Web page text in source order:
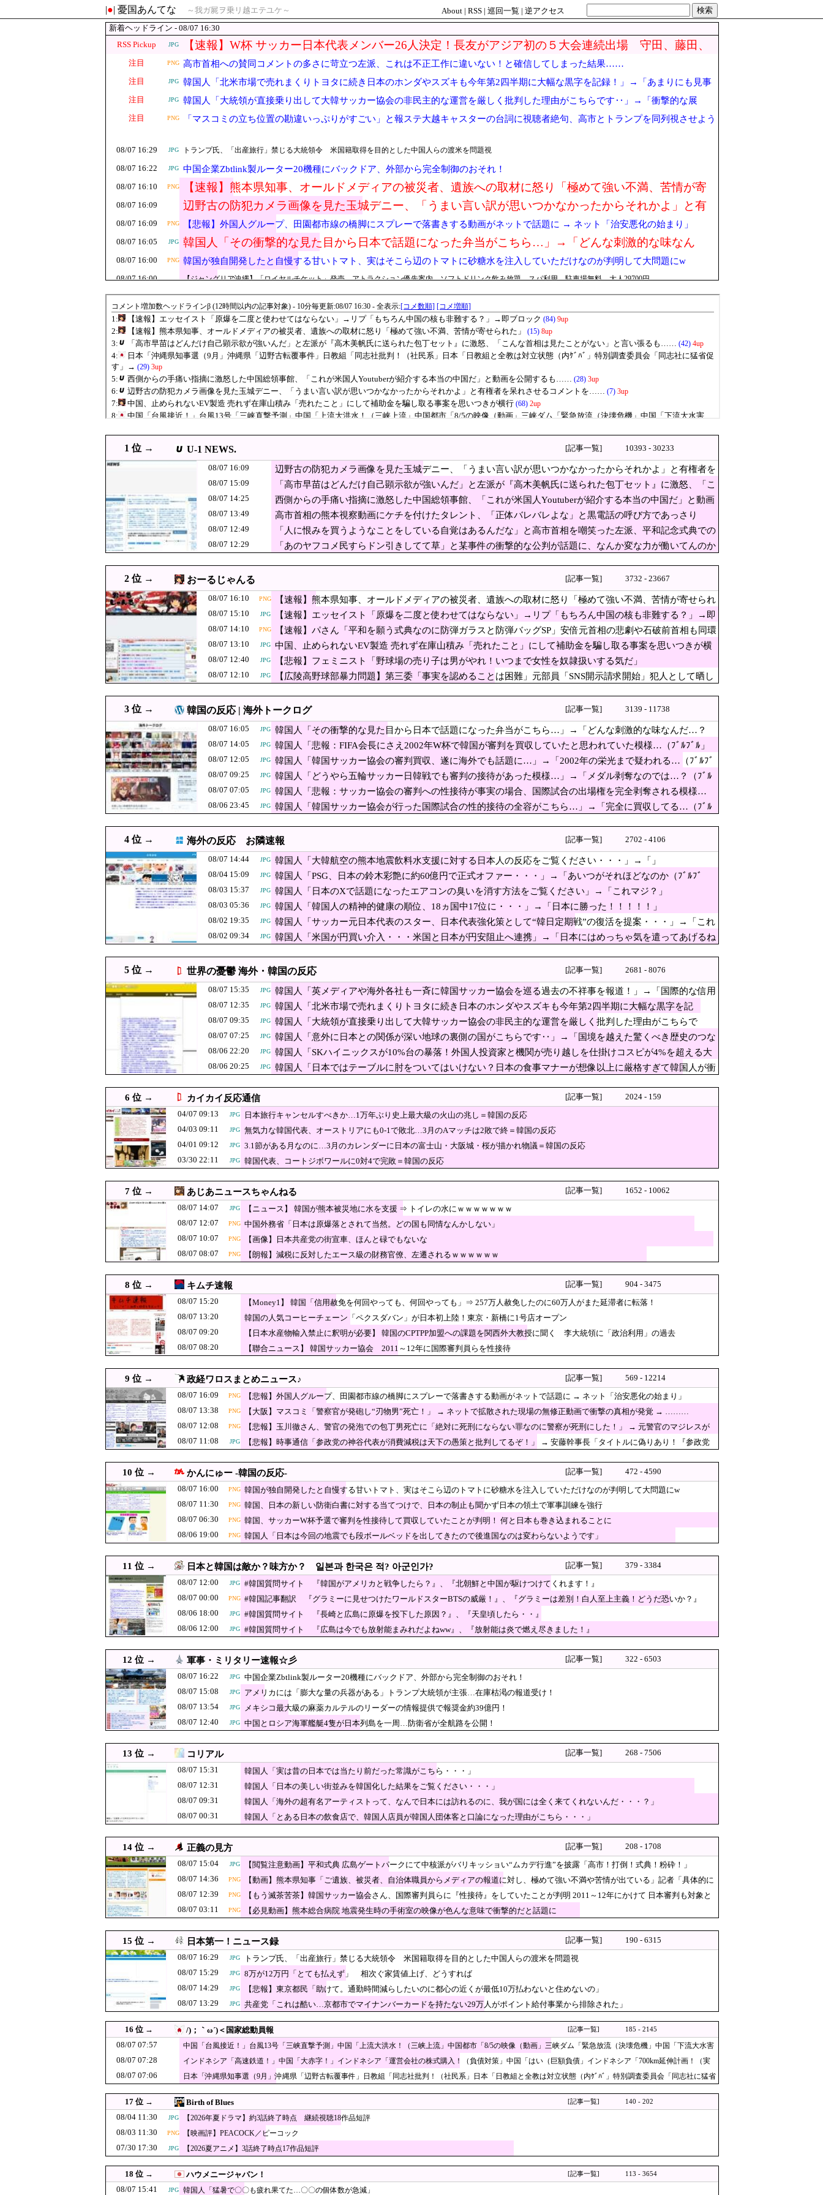
|●| 憂国あんてな ～我ガ屍ヲ乗リ越エテユケ～ About | RSS | 巡回一覧 | 逆アクセス
検索
新着ヘッドライン - 08/07 16:30
RSS Pickup
JPG
【速報】W杯 サッカー日本代表メンバー26人決定！長友がアジア初の５大会連続出場 守田、藤田、
町野、直前で負傷の三笘などが選外
注目 PNG 高市首相への賛同コメントの多さに苛立つ左派、これは不正工作に違いない！と確信してしまった結果……
注目 JPG
韓国人「北米市場で売れまくりトヨタに続き日本のホンダやスズキも今年第2四半期に大幅な黒字を記録！」→「あまりにも見事
なV字回復‥」
注目 JPG
韓国人「大統領が直接乗り出して大韓サッカー協会の非民主的な運営を厳しく批判した理由がこちらです‥」→「衝撃的な展
開‥」
注目 PNG
「マスコミの立ち位置の勘違いっぷりがすごい」と報ステ大越キャスターの台詞に視聴者絶句、高市とトランプを同列視させよう
08/07 16:29 JPG トランプ氏、「出産旅行」禁じる大統領令 米国籍取得を目的とした中国人らの渡米を問題視
08/07 16:22 JPG 中国企業Zbtlink製ルーター20機種にバックドア、外部から完全制御のおそれ！
08/07 16:10 PNG
【速報】熊本県知事、オールドメディアの被災者、遺族への取材に怒り「極めて強い不満、苦情が寄
せられた」
08/07 16:09
辺野古の防犯カメラ画像を見た玉城デニー、「うまい言い訳が思いつかなかったからそれかよ」と有
権者を呆れさせるコメントを……
08/07 16:09 PNG 【悲報】外国人グループ、田園都市線の橋脚にスプレーで落書きする動画がネットで話題に → ネット「治安悪化の始まり」
08/07 16:05 JPG
韓国人「その衝撃的な見た目から日本で話題になった弁当がこちら…」→「どんな刺激的な味なん
だ…？（ﾌﾞﾙﾌﾞﾙ」＝韓国の反応
08/07 16:00 PNG 韓国が独自開発したと自慢する甘いトマト、実はそこら辺のトマトに砂糖水を注入していただけなのが判明して大問題にw
08/07 16:00 【ジャングリア沖縄】「ロイヤルチケット」発売、アトラクション優先案内、ソフトドリンク飲み放題、スパ利用、駐車場無料…大人29700円
08/07 16:00 JPG 韓国人「投票用紙不足問題で前選管委員長らが出国禁止に」→「茶番だ」「不正選挙の証拠隠しか？」
08/07 16:00 JPG 【衝撃】韓国人「170cmの日本人、40cmデカい相手を踊らせてる」
08/07 15:55 韓国サッカー協会 2011～12年に国際審判員らを性接待 ［8/7］
08/07 15:41 JPG 韓国人「猛暑で〇〇も疲れ果てた…〇〇の個体数が急減」
08/07 15:35
な信用失墜の危機‥」
08/07 15:31 韓国人「実は昔の日本では当たり前だった常識がこちら・・・」
08/07 15:29 JPG 8万が12万円「とても払えず」 相次ぐ家賃値上げ、どうすれば
08/07 15:10 【韓国サッカー協会】外国人審判約10人に性的接待か 計1496回、約2億ウォン（約2200万円）
08/07 15:10 JPG
【速報】エッセイスト「原爆を二度と使わせてはならない」→リプ「もちろん中国の核も非難す
る？」→即ブロック
「高市早苗はどんだけ自己顕示欲が強いんだ」と左派が『高木美帆氏に送られた包丁セット』に激
怒、「こんな首相は見たことがない」と言い張るも……
08/07 15:08 JPG アメリカには「膨大な量の兵器がある」トランプ大統領が主張…在庫枯渇の報道受け！
08/07 15:04 JPG 【閲覧注意動画】平和式典 広島ゲートパークにて中核派がバリキッショい“ムカデ行進”を披露「高市！打倒！式典！粉砕！」
08/07 15:00 【韓国の得意技】 韓国サッカー協会 2011～12年に国際審判員らを性接待
08/07 15:00 【速報】江別大学生暴行死 “主犯格”の特定少年・川口侑斗被告に「無期懲役」の判決 当時17歳少年に「懲役30年」の判決
08/07 15:00 韓国人「選挙管理委員会が『開票物品の移送協力』を要請…」→「証拠隠滅か？」
08/07 15:00 JPG 【衝撃】韓国人「このアニメ、殺し合ってたのに急にキス」
08/07 14:55 JPG 韓国陸軍 砲撃訓練中のK1E1戦車で火災…軍「人的被害なし」 ［8/7］
韓国人「大韓航空の熊本地震飲料水支援に対する日本人の反応をご覧ください・・・」→「」
08/07 14:36 PNG 【動画】熊本県知事「ご遺族、被災者、自治体職員からメディアの報道に対し、極めて強い不満や苦情が出ている」記者「具体的には？」→
08/07 14:29 【悲報】東京都民「助けて。通勤時間減らしたいのに都心の近くが最低10万払わないと住めないの」
08/07 14:25
西側からの手痛い指摘に激怒した中国総領事館、「これが米国人Youtuberが紹介する本当の中国だ」と
動画を公開するも……
08/07 14:10
【速報】パさん「平和を願う式典なのに防弾ガラスと防弾バッグSP」安倍元首相の悲劇や石破前首相
も同環境だったことは忘れる
08/07 14:07 JPG 【ニュース】 韓国が熊本被災地に水を支援 ⇒ トイレの水にｗｗｗｗｗｗｗ
08/07 14:05 JPG
韓国人「悲報：FIFA会長にさえ2002年W杯で韓国が審判を買収していたと思われていた模様…（ﾌﾞﾙﾌﾞ
ﾙ」＝韓国の反応
08/07 14:00 「インコを見せてあげる」少女を公園内に誘い込みわいせつか男を逮捕。小学生2人に見せて触らせる
08/07 14:00 JPG 韓国人「中東の緊張が再燃…イランのドローン攻撃に米軍が迎撃、クウェートも迎撃」と報道
08/07 14:00 【衝撃】韓国人「井上尚弥が初めて“人間”に見えた」
08/07 13:55
メキシコ最大級の麻薬カルテルのリーダーの情報提供で報奨金約39億円！
08/07 13:49
高市首相の熊本視察動画にケチを付けたタレント、「正体バレバレよな」と黒電話の呼び方であっさ
りと……
08/07 13:38 PNG 【大阪】マスコミ「警察官が発砲し“刃物男”死亡！」 → ネットで拡散された現場の無修正動画で衝撃の真相が発覚 → ………
08/07 13:29 JPG 共産党「これは酷い…京都市でマイナンバーカードを持たない29万人がポイント給付事業から排除された」
韓国の人気コーヒーチェーン「ペクスダバン」が日本初上陸！東京・新橋に1号店オープン
08/07 13:10 JPG
中国、止められないEV製造 売れず在庫山積み「売れたこと」にして補助金を騙し取る事案を思いつき
が横行
08/07 13:09 JPG 15歳少女に薬と酒飲ませカラオケ店で性的暴行、動画撮影 54歳無職を再逮捕 動画770本も見つかる
08/07 13:00 【文科省】女性研究者支援に補助、１大学に年間５０００万円…出産・子育と両立できる環境整備し研究力底上げ
08/07 13:00 JPG 韓国人「『不平を言わず辞めろ』とコメントした新入社員、20年目の先輩を嘲笑して身元特定される」と話題に
【朗報】韓国人「日本のサッカー選手、90年代の映画スターかよ」
08/07 12:55 賃上げ原資を確保できない…2026年7月 「人手不足」倒産 過去最多の63件・・・東京商工リサーチ [8/7]
08/07 12:50 JPG 韓国人「日本のサッカー協会も性接待やってるんじゃないですか？」
08/07 12:49
「人に恨みを買うようなことをしている自覚はあるんだな」と高市首相を嘲笑った左派、平和記念式
08/07 12:40 JPG 中国とロシア海軍艦艇4隻が日本列島を一周…防衛省が全航路を公開！
08/07 12:40 JPG 【悲報】フェミニスト「野球場の売り子は男がやれ！いつまで女性を奴隷扱いする気だ」
08/07 12:39
08/07 12:35 JPG
韓国人「北米市場で売れまくりトヨタに続き日本のホンダやスズキも今年第2四半期に大幅な黒字を記
録！」→「あまりにも見事なV字回復‥」
08/07 12:31 韓国人「日本の美しい街並みを韓国化した結果をご覧ください・・・」
08/07 12:29
「あのヤフコメ民すらドン引きしてて草」と某事件の衝撃的な公判が話題に、なんか変な力が働いて
んのかってくらい……
08/07 12:29 JPG 【消費減税】日本の社会保障、岐路に 財源5兆円見通し立たず
【広陵高野球部暴力問題】第三委「事実を認めることは困難」元部員「SNS開示請求開始」犯人とし
て晒してた人達に損害賠償請求訴訟を起こす方針
08/07 12:09
クレーンゲームの景品で乳酸菌飲料をゲット、だが飲んでみると妙に酸っぱくて体調が悪化してしま
い……
08/07 12:08 PNG 【悲報】玉川徹さん、警官の発泡での包丁男死亡に「絶対に死刑にならない罪なのに警察が死刑にした！」 → 元警官のマジレス
08/07 12:05 JPG
韓国人「韓国サッカー協会の審判買収、遂に海外でも話題に…」→「2002年の栄光まで疑われる…
（ﾌﾞﾙﾌﾞﾙ」＝韓国の反応
08/07 12:00 米国、韓国防衛に核持ち出すか…中ロに備え「短距離戦術核」を検討
08/07 12:00 #韓国質問サイト 『韓国がアメリカと戦争したら？』、『北朝鮮と中国が駆けつけてくれます！』
08/07 12:00 【従業員退職型倒産】従業員「退職」で倒産、5年連続で増加 過去最多ペースで推移 「賃上げできず」倒産も発生
08/07 12:00 【衝撃】韓国人「日本で人気のこのデザート、うちのアレじゃん」
08/07 12:00 JPG 安亭事件とは何か——労働者が上海・南京間の鉄道を31時間止めた造反派の始まり
08/07 11:55 スペースXのロケット残骸、月に衝突 人工物で過去最大級 [8/7]
08/07 11:54
企業の採用試験でタイムキーパーを志願した人が盛大にミス、グループは険悪になりタイムアップと
なったが……
08/07 11:40 JPG 【速報】財務省、大型連休中の為替介入日数は3日間＝総額11兆7349億円
08/07 11:30 JPG 【なぜ韓国にはキム姓が多いのか】 韓国の姓は250、日本は30万…歴史的背景を米学者分析「学問尊重と平和な歴史が原動力」
08/07 11:30 韓国、日本の新しい防衛白書に対する当てつけで、日本の制止も聞かず日本の領土で軍事訓練を強行
08/07 11:29
08/07 11:26
08/07 11:24 韓国KOSPIで徹底的に儲けたい某海外資本、韓国人投資家に楽観的すぎる未来予測を提示して……
08/07 11:22 JPG 韓国人「今海外で韓国2002W杯ベスト4も怪しいと言われてるよ！性接待がバレちゃったからね」
08/07 11:21 JPG 米国・欧州でも「韓国旅行」ブーム [8/7] [昆虫図鑑★]
08/07 11:17 Anduril社が自律型ティルトローター攻撃ドローンのコンセプトで衝撃を与える！
08/07 11:16 JPG
元区議団長 「共産党は義援金を被災地に持ってはいく。が、持って行った先で党の活動のために使
う」 日本共産党「事実ではありません」
08/07 11:10 JPG 【速報】外人の医療費未払いが多すぎたので病院が外人の治療を断るようになってしまう
08/07 11:08 JPG
【悲報】時事通信「参政党の神谷代表が消費減税は天下の愚策と批判してるぞ！」 → 安藤幹事長「タイトルに偽りあり！『参政
党は消費税廃止派、減税派』」ｗｗｗｗｗｗｗｗ
08/07 11:00 「深酒を控えて」熊本県警がXで注意喚起 「泥酔者」通報頻発、これは地震被害の影響なのか
08/07 11:00 JPG 韓国人「撤去対象の最下位等級の橋がヤバすぎる…上はバス、下は散歩道」→「地方自治体は何をしてるんだ」
08/07 11:00 JPG 【朗報】韓国人「日本のガソリンスタンド、ここまでやるのか…」
08/07 10:55 「プチプチ」の川上産業、「プチプチ株式会社」に社名変更 創業58年で [8/7]
08/07 10:40 JPG 【速報】米国、韓国防衛に短距離戦術核を検討※韓国談
08/07 10:29 JPG 岸田文雄元首相､円安を阻止するために日米の通貨当局が実施した為替介入は｢一時しのぎに過ぎない｣との認識を示す
JPG 【速報】中露の武装軍艦4隻が日本一周『いつでも国家沈没させられるぞ』
08/07 10:09
高市首相への賛同コメントの多さに苛立つ左派、これは不正工作に違いない！と確信してしまった結
果……
08/07 10:08
【速報】れいわ新選組、党名を「いのちの党」へ変更表明 → ﾈｯﾄ「ギャグセンス高すぎ」「カルト感増した」「迷走しすぎｗ」
ｗｗｗｗｗｗｗｗｗｗｗｗｗｗｗ
08/07 10:07 PNG 【画像】日本共産党の街宣車、ほんと碌でもないな
08/07 10:00 【東大】2年連続赤字へ 「貯金」数年で枯渇、研究者の削減不可避
08/07 10:00 JPG 韓国人「ワールドカップで韓国人に“つり目”ジェスチャーをしたメキシコ人男性、批判の末に辞任」
08/07 10:00 JPG 【衝撃】韓国人「日本の田舎の写真、これは反則だろ」
08/07 09:55 円高デメリット…米S&P500が最高値も円高でオルカン・S＆P500投信の含み益減 [8/6]
08/07 09:54 JPG 中国外務省、広島原爆投下に関して「同情を得ようと核被害者の立場を政治利用」と主張！
JPG
日教組委員長、辺野古事故に「学校が責めを負うのは当然だ、現場は『ちょっと偏っている』もある
がバランスは仕上がってる」
JPG
韓国人「大統領が直接乗り出して大韓サッカー協会の非民主的な運営を厳しく批判した理由がこちら
です‥」→「衝撃的な展開‥」
08/07 09:31 韓国人「海外の超有名アーティストって、なんで日本には訪れるのに、我が国には全く来てくれないんだ・・・？」
08/07 09:29 JPG 中露軍艦4隻が”日本一周”
08/07 09:25
韓国人「どうやら五輪サッカー日韓戦でも審判の接待があった模様…」→「メダル剥奪なのでは…？
（ﾌﾞﾙﾌﾞﾙ」＝韓国の反応
08/07 09:20 【日本水産物輸入禁止に釈明が必要】 韓国のCPTPP加盟への課題を関西外大教授に聞く 李大統領に「政治利用」の過去
08/07 09:12 韓国人「現在の日本の沖縄のスーパーは台風のおかげでこうなりました」
08/07 09:10 JPG 【速報】刃物を持って中国大使館に侵入した自衛官、地裁でついに動機明かす
08/07 09:08 PNG
【悲報】熊本県知事、報道陣土足取材にマジギレ「遺族や被災者から強い不満でてる！」 → 記者「例えば？」 → 知事、怒り通り
越して呆れてしまう ………
08/07 09:04
規制強化で他国から譲歩を引き出す中国の外交戦略、他国がサプライチェーン変更で対抗した結
果……
08/07 09:00 【IT/ネット】中国企業Zbtlink製ルーター20機種にバックドア、外部から完全制御のおそれ
08/07 09:00 東大さえ赤字、足かせ多く稼げぬ国立大学法人 研究開発費20年横ばい
08/07 09:00 JPG 韓国人「スペースX上場で韓国市場が揺れたのに…我々には1株も回ってこなかった件」
1 位 → U-1 NEWS. [記事一覧] 10393 - 30233
08/07 16:09
辺野古の防犯カメラ画像を見た玉城デニー、「うまい言い訳が思いつかなかったからそれかよ」と有権者を
呆れさせるコメントを……
08/07 15:09
「高市早苗はどんだけ自己顕示欲が強いんだ」と左派が『高木美帆氏に送られた包丁セット』に激怒、「こ
んな首相は見たことがない」と言い張るも……
08/07 14:25
西側からの手痛い指摘に激怒した中国総領事館、「これが米国人Youtuberが紹介する本当の中国だ」と動画
を公開するも……
08/07 13:49
高市首相の熊本視察動画にケチを付けたタレント、「正体バレバレよな」と黒電話の呼び方であっさり
と……
08/07 12:49
「人に恨みを買うようなことをしている自覚はあるんだな」と高市首相を嘲笑った左派、平和記念式典での
演説にケチを付けるも……
08/07 12:29
「あのヤフコメ民すらドン引きしてて草」と某事件の衝撃的な公判が話題に、なんか変な力が働いてんのか
2 位 → おーるじゃんる [記事一覧] 3732 - 23667
08/07 16:10 PNG
【速報】熊本県知事、オールドメディアの被災者、遺族への取材に怒り「極めて強い不満、苦情が寄せられ
た」
08/07 15:10 JPG
【速報】エッセイスト「原爆を二度と使わせてはならない」→リプ「もちろん中国の核も非難する？」→即
ブロック
08/07 14:10 PNG
【速報】パさん「平和を願う式典なのに防弾ガラスと防弾バッグSP」安倍元首相の悲劇や石破前首相も同環
境だったことは忘れる
08/07 13:10 JPG
中国、止められないEV製造 売れず在庫山積み「売れたこと」にして補助金を騙し取る事案を思いつきが横
行
08/07 12:40 JPG 【悲報】フェミニスト「野球場の売り子は男がやれ！いつまで女性を奴隷扱いする気だ」
08/07 12:10 JPG
【広陵高野球部暴力問題】第三委「事実を認めることは困難」元部員「SNS開示請求開始」犯人として晒し
3 位 → 韓国の反応 | 海外トークログ [記事一覧] 3139 - 11738
08/07 16:05 JPG
韓国人「その衝撃的な見た目から日本で話題になった弁当がこちら…」→「どんな刺激的な味なんだ…？
（ﾌﾞﾙﾌﾞﾙ」＝韓国の反応
08/07 14:05 JPG
韓国人「悲報：FIFA会長にさえ2002年W杯で韓国が審判を買収していたと思われていた模様…（ﾌﾞﾙﾌﾞﾙ」
＝韓国の反応
08/07 12:05 JPG
韓国人「韓国サッカー協会の審判買収、遂に海外でも話題に…」→「2002年の栄光まで疑われる…（ﾌﾞﾙﾌﾞ
ﾙ」＝韓国の反応
08/07 09:25 JPG
韓国人「どうやら五輪サッカー日韓戦でも審判の接待があった模様…」→「メダル剥奪なのでは…？（ﾌﾞﾙ
ﾌﾞﾙ」＝韓国の反応
08/07 07:05 JPG
韓国人「悲報：サッカー協会の審判への性接待が事実の場合、国際試合の出場権を完全剥奪される模様…
（ﾌﾞﾙﾌﾞﾙ」＝韓国の反応
08/06 23:45 JPG
韓国人「韓国サッカー協会が行った国際試合の性的接待の全容がこちら…」→「完全に買収してる…（ﾌﾞﾙ
4 位 → 海外の反応 お隣速報 [記事一覧] 2702 - 4106
08/07 14:44 JPG 韓国人「大韓航空の熊本地震飲料水支援に対する日本人の反応をご覧ください・・・」→「」
08/04 15:09 JPG
韓国人「PSG、日本の鈴木彩艶に約60億円で正式オファー・・・」→「あいつがそれほどなのか（ﾌﾞﾙﾌﾞ
ﾙ）」「レギュラーとして出れるとは思わないけど、それでもやっぱり羨ましいね」
08/03 15:37 JPG 韓国人「日本のXで話題になったエアコンの臭いを消す方法をご覧ください」→「これマジ？」
08/03 05:36 JPG 韓国人「韓国人の精神的健康の順位、18ヵ国中17位に・・・」→「日本に勝った！！！！！」
08/02 19:35 JPG
韓国人「サッカー元日本代表のスター、日本代表強化策として“韓日定期戦”の復活を提案・・・」→「これ
はマジで良いと思う」「今すぐやったらガチでボコられるだろうね 10年後にやらないか？」「やめてく
れ、勝っても負けても後味が悪い」
08/02 09:34 JPG
韓国人「米国が円買い介入・・・米国と日本が円安阻止へ連携」→「日本にはめっちゃ気を遣ってあげるね
5 位 → 世界の憂鬱 海外・韓国の反応 [記事一覧] 2681 - 8076
08/07 15:35 JPG
韓国人「英メディアや海外各社も一斉に韓国サッカー協会を巡る過去の不祥事を報道！」→「国際的な信用
失墜の危機‥」
08/07 12:35 JPG
韓国人「北米市場で売れまくりトヨタに続き日本のホンダやスズキも今年第2四半期に大幅な黒字を記
録！」→「あまりにも見事なV字回復‥」
08/07 09:35 JPG
韓国人「大統領が直接乗り出して大韓サッカー協会の非民主的な運営を厳しく批判した理由がこちらで
す‥」→「衝撃的な展開‥」
08/07 07:25 JPG
韓国人「意外に日本との関係が深い地球の裏側の国がこちらです‥」→「国境を越えた驚くべき歴史のつな
がり‥」
08/06 22:20 JPG
韓国人「SKハイニックスが10%台の暴落！外国人投資家と機関が売り越しを仕掛けコスピが4%を超える大
幅な下落‥」
08/06 20:25 JPG
韓国人「日本ではテーブルに肘をついてはいけない？日本の食事マナーが想像以上に厳格すぎて韓国人が衝
6 位 →
カイカイ反応通信 [記事一覧]
2024 - 159
04/07 09:13
JPG
日本旅行キャンセルすべきか…1万年ぶり史上最大級の火山の兆し＝韓国の反応
04/03 09:11
JPG
無気力な韓国代表、オーストリアにも0-1で敗北…3月のAマッチは2敗で終＝韓国の反応
04/01 09:12
JPG
3.1節がある月なのに…3月のカレンダーに日本の富士山・大阪城・桜が描かれ物議＝韓国の反応
03/30 22:11
JPG 韓国代表、コートジボワールに0対4で完敗＝韓国の反応
7 位 → あじあニュースちゃんねる [記事一覧]
1652 - 10062
08/07 14:07
JPG
【ニュース】 韓国が熊本被災地に水を支援 ⇒ トイレの水にｗｗｗｗｗｗｗ
08/07 12:07
PNG 中国外務省「日本は原爆落とされて当然。どの国も同情なんかしない」
08/07 10:07
PNG
【画像】日本共産党の街宣車、ほんと碌でもないな
08/07 08:07
PNG 【朗報】減税に反対したエース級の財務官僚、左遷されるｗｗｗｗｗｗ
8 位 → キムチ速報 [記事一覧]
904 - 3475
08/07 15:20
【Money1】 韓国「信用赦免を何回やっても、何回やっても」⇒ 257万人赦免したのに60万人がまた延滞者に転落！
08/07 13:20
韓国の人気コーヒーチェーン「ペクスダバン」が日本初上陸！東京・新橋に1号店オープン
08/07 09:20
【日本水産物輸入禁止に釈明が必要】 韓国のCPTPP加盟への課題を関西外大教授に聞く 李大統領に「政治利用」の過去
08/07 08:20
【聯合ニュース】 韓国サッカー協会 2011～12年に国際審判員らを性接待
9 位 → 政経ワロスまとめニュース♪ [記事一覧]
569 - 12214
08/07 16:09
PNG
【悲報】外国人グループ、田園都市線の橋脚にスプレーで落書きする動画がネットで話題に → ネット「治安悪化の始まり」
08/07 13:38
PNG
【大阪】マスコミ「警察官が発砲し“刃物男”死亡！」 → ネットで拡散された現場の無修正動画で衝撃の真相が発覚 → ………
08/07 12:08
PNG
【悲報】玉川徹さん、警官の発泡での包丁男死亡に「絶対に死刑にならない罪なのに警察が死刑にした！」 → 元警官のマジレスが
コチラ → ………
08/07 11:08 JPG
【悲報】時事通信「参政党の神谷代表が消費減税は天下の愚策と批判してるぞ！」 → 安藤幹事長「タイトルに偽りあり！『参政党
10 位 → かんにゅー -韓国の反応- [記事一覧]
472 - 4590
08/07 16:00
PNG 韓国が独自開発したと自慢する甘いトマト、実はそこら辺のトマトに砂糖水を注入していただけなのが判明して大問題にw
08/07 11:30
PNG 韓国、日本の新しい防衛白書に対する当てつけで、日本の制止も聞かず日本の領土で軍事訓練を強行
08/07 06:30
PNG 韓国、サッカーW杯予選で審判を性接待して買収していたことが判明！ 何と日本も巻き込まれることに
08/06 19:00
PNG 韓国人「日本は今回の地震でも段ボールベッドを出してきたので後進国なのは変わらないようです」
11 位 → 日本と韓国は敵か？味方か？ 일본과 한국은 적? 아군인가? [記事一覧]
379 - 3384
08/07 12:00
JPG
#韓国質問サイト 『韓国がアメリカと戦争したら？』、『北朝鮮と中国が駆けつけてくれます！』
08/07 00:00
PNG #韓国記事翻訳 『グラミーに見せつけたワールドスターBTSの威厳！』、『グラミーは差別！白人至上主義！どうだ恐いか？』
08/06 18:00
JPG
#韓国質問サイト 『長崎と広島に原爆を投下した原因？』、『天皇頃したら・・』
08/06 12:00
JPG #韓国質問サイト 『広島は今でも放射能まみれだよねww』、『放射能は炎で燃え尽きました！』
12 位 → 軍事・ミリタリー速報☆彡 [記事一覧]
322 - 6503
08/07 16:22
JPG
中国企業Zbtlink製ルーター20機種にバックドア、外部から完全制御のおそれ！
08/07 15:08
JPG
アメリカには「膨大な量の兵器がある」トランプ大統領が主張…在庫枯渇の報道受け！
08/07 13:54
JPG
メキシコ最大級の麻薬カルテルのリーダーの情報提供で報奨金約39億円！
08/07 12:40
JPG 中国とロシア海軍艦艇4隻が日本列島を一周…防衛省が全航路を公開！
13 位 → コリアル [記事一覧]
268 - 7506
08/07 15:31
韓国人「実は昔の日本では当たり前だった常識がこちら・・・」
08/07 12:31
韓国人「日本の美しい街並みを韓国化した結果をご覧ください・・・」
08/07 09:31
韓国人「海外の超有名アーティストって、なんで日本には訪れるのに、我が国には全く来てくれないんだ・・・？」
08/07 00:31
韓国人「とある日本の飲食店で、韓国人店員が韓国人団体客と口論になった理由がこちら・・・」
14 位 → 正義の見方 [記事一覧]
208 - 1708
08/07 15:04
JPG
【閲覧注意動画】平和式典 広島ゲートパークにて中核派がバリキッショい“ムカデ行進”を披露「高市！打倒！式典！粉砕！」
08/07 14:36
PNG
【動画】熊本県知事「ご遺族、被災者、自治体職員からメディアの報道に対し、極めて強い不満や苦情が出ている」記者「具体的に
は？」→
08/07 12:39 PNG
【もう滅茶苦茶】韓国サッカー協会さん、国際審判員らに『性接待』をしていたことが判明 2011～12年にかけて 日本審判も対象と
の指摘も
08/07 03:11 PNG 【必見動画】熊本総合病院 地震発生時の手術室の映像が色んな意味で衝撃的だと話題に
15 位 → 日本第一！ニュース録 [記事一覧]
190 - 6315
08/07 16:29
JPG
トランプ氏、「出産旅行」禁じる大統領令 米国籍取得を目的とした中国人らの渡米を問題視
08/07 15:29
JPG
8万が12万円「とても払えず」 相次ぐ家賃値上げ、どうすれば
08/07 14:29
JPG
【悲報】東京都民「助けて。通勤時間減らしたいのに都心の近くが最低10万払わないと住めないの」
08/07 13:29
JPG 共産党「これは酷い…京都市でマイナンバーカードを持たない29万人がポイント給付事業から排除された」
16 位 → /)；｀ω´)＜国家総動員報 [記事一覧] 185 - 2145
08/07 07:57
中国「台風接近！」台風13号「三峡直撃予測」中国「上流大洪水！（三峡上流」中国都市「8/5の映像（動画」三峡ダム「緊急放流（決壊危機」中国「下流大水害
（震え声」→
08/07 07:28
インドネシア「高速鉄道！」中国「大赤字！」インドネシア「運営会社の株式購入！（負債対策」中国「はい（巨額負債」インドネシア「700km延伸計画！（実
質中止」→
08/07 07:06
日本「沖縄県知事選（9月」沖縄県「辺野古転覆事件」日教組「同志社批判！（社民系」日本「日教組と全教は対立状態（内ｹﾞﾊﾞ」特別調査委員会「同志社に猛省
17 位 → Birth of Blues [記事一覧] 140 - 202
08/04 11:30 JPG 【2026年夏ドラマ】約3話終了時点 継続視聴18作品短評
08/03 11:30 PNG 【映画評】PEACOCK／ピーコック
07/30 17:30 JPG 【2026夏アニメ】3話終了時点17作品短評
18 位 → ハウメニージャパン！ [記事一覧] 113 - 3654
08/07 15:41 JPG 韓国人「猛暑で〇〇も疲れ果てた…〇〇の個体数が急減」